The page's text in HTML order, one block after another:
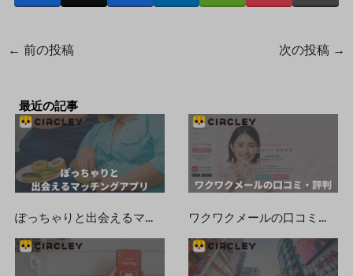
← 前の投稿 次の投稿 →
最近の記事
ぽっちゃりと出会えるマッチングアプリ・出会い系おすすめ10選【デブ専歓迎】 ワクワクメールの口コミ・評判まとめ！実際に出会えるのか検証してみた！